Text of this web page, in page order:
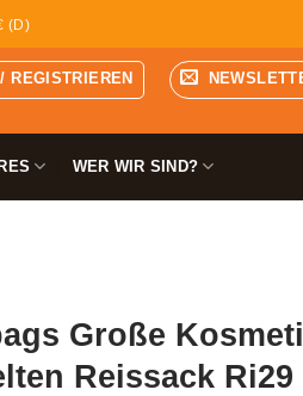
(D)
REGISTRIEREN
WER WIR SIND?
Große
Reissack